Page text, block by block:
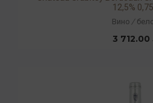
12,5%
Вино /
3 712.00